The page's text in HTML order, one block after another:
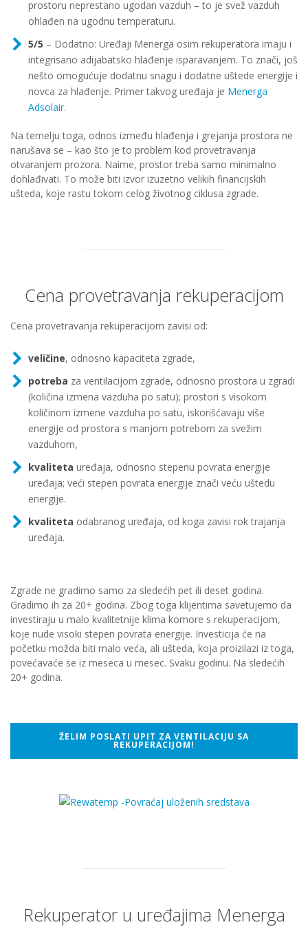
prostoru neprestano ugodan vazduh – to je svež vazduh
ohlađen na ugodnu temperaturu.
5/5 – Dodatno: Uređaji Menerga osim rekuperatora imaju i
integrisano adijabatsko hlađenje isparavanjem. To znači, još
nešto omogućuje dodatnu snagu i dodatne uštede energije i
novca za hlađenje. Primer takvog uređaja je Menerga
Adsolair.
Na temelju toga, odnos između hlađenja i grejanja prostora ne
narušava se – kao što je to problem kod provetravanja
otvaranjem prozora. Naime, prostor treba samo minimalno
dohlađivati. To može biti izvor izuzetno velikih financijskih
ušteda, koje rastu tokom celog životnog ciklusa zgrade.
Cena provetravanja rekuperacijom
Cena provetravanja rekuperacijom zavisi od:
veličine, odnosno kapaciteta zgrade,
potreba za ventilacijom zgrade, odnosno prostora u zgradi
(količina izmena vazduha po satu); prostori s visokom
količinom izmene vazduha po satu, iskorišćavaju više
energije od prostora s manjom potrebom za svežim
vazduhom,
kvaliteta uređaja, odnosno stepenu povrata energije
uređaja; veći stepen povrata energije znači veću uštedu
energije.
kvaliteta odabranog uređaja, od koga zavisi rok trajanja
uređaja.
Zgrade ne gradimo samo za sledećih pet ili deset godina.
Gradimo ih za 20+ godina. Zbog toga klijentima savetujemo da
investiraju u malo kvalitetnije klima komore s rekuperacijom,
koje nude visoki stepen povrata energije. Investicija će na
početku možda biti malo veća, ali ušteda, koja proizilazi iz toga,
povećavaće se iz meseca u mesec. Svaku godinu. Na sledećih
20+ godina.
ŽELIM POSLATI UPIT ZA VENTILACIJU SA
REKUPERACIJOM!
Rekuperator u uređajima Menerga